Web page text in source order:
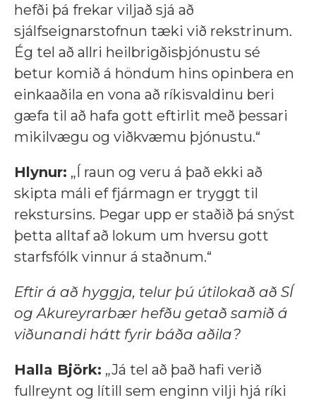
hefði þá frekar viljað sjá að
sjálfseignarstofnun tæki við rekstrinum.
Ég tel að allri heilbrigðisþjónustu sé
betur komið á höndum hins opinbera en
einkaaðila en vona að ríkisvaldinu beri
gæfa til að hafa gott eftirlit með þessari
mikilvægu og viðkvæmu þjónustu.“
Hlynur: „Í raun og veru á það ekki að
skipta máli ef fjármagn er tryggt til
rekstursins. Þegar upp er staðið þá snýst
þetta alltaf að lokum um hversu gott
starfsfólk vinnur á staðnum.“
Eftir á að hyggja, telur þú útilokað að SÍ
og Akureyrarbær hefðu getað samið á
viðunandi hátt fyrir báða aðila?
Halla Björk: „Já tel að það hafi verið
fullreynt og lítill sem enginn vilji hjá ríki